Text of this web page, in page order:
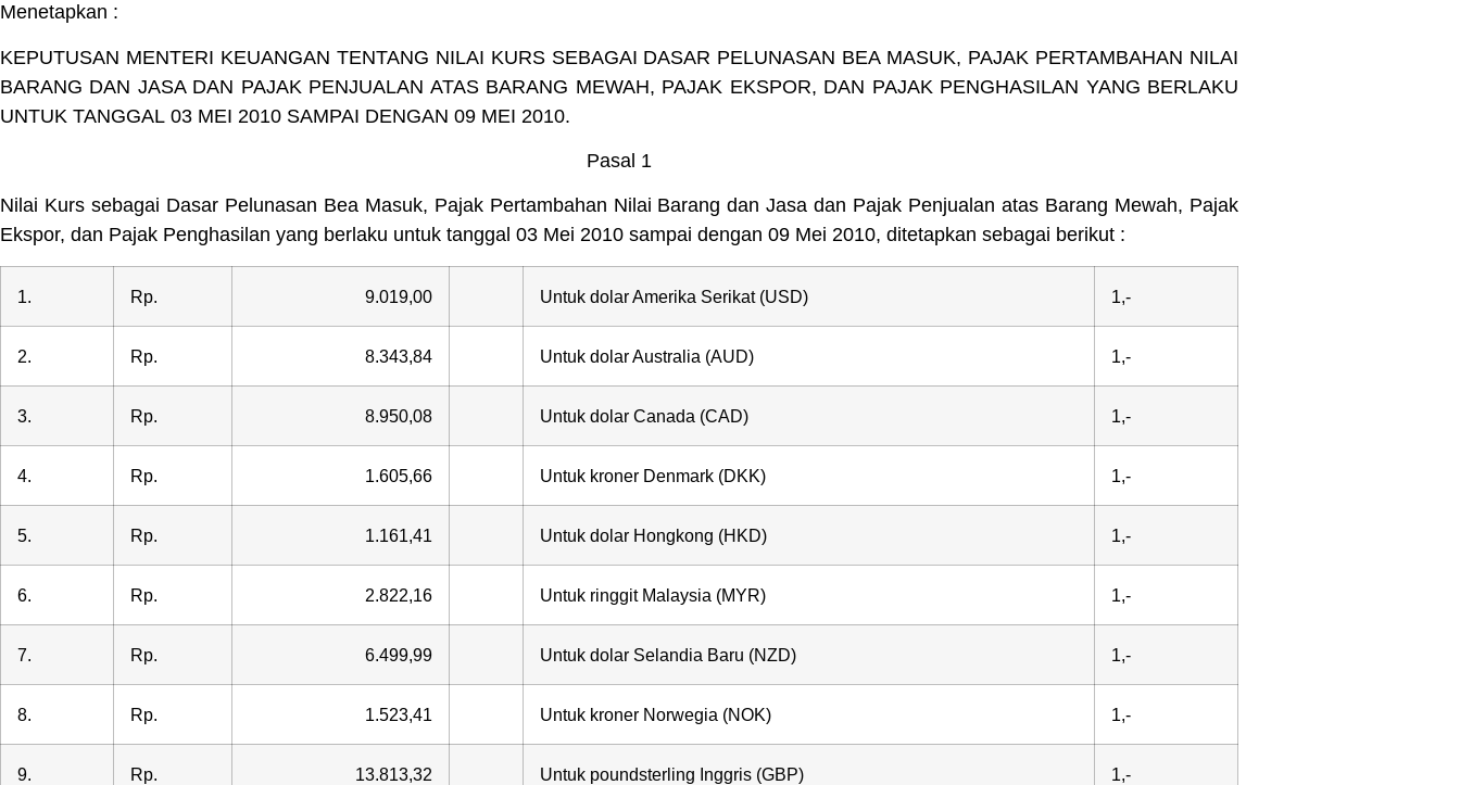
Menetapkan :
KEPUTUSAN MENTERI KEUANGAN TENTANG NILAI KURS SEBAGAI DASAR PELUNASAN BEA MASUK, PAJAK PERTAMBAHAN NILAI
BARANG DAN JASA DAN PAJAK PENJUALAN ATAS BARANG MEWAH, PAJAK EKSPOR, DAN PAJAK PENGHASILAN YANG BERLAKU
UNTUK TANGGAL 03 MEI 2010 SAMPAI DENGAN 09 MEI 2010.
Pasal 1
Nilai Kurs sebagai Dasar Pelunasan Bea Masuk, Pajak Pertambahan Nilai Barang dan Jasa dan Pajak Penjualan atas Barang Mewah, Pajak
Ekspor, dan Pajak Penghasilan yang berlaku untuk tanggal 03 Mei 2010 sampai dengan 09 Mei 2010, ditetapkan sebagai berikut :
1. Rp. 9.019,00 Untuk dolar Amerika Serikat (USD) 1,-
2. Rp. 8.343,84 Untuk dolar Australia (AUD) 1,-
3. Rp. 8.950,08 Untuk dolar Canada (CAD) 1,-
4. Rp. 1.605,66 Untuk kroner Denmark (DKK) 1,-
5. Rp. 1.161,41 Untuk dolar Hongkong (HKD) 1,-
6. Rp. 2.822,16 Untuk ringgit Malaysia (MYR) 1,-
7. Rp. 6.499,99 Untuk dolar Selandia Baru (NZD) 1,-
8. Rp. 1.523,41 Untuk kroner Norwegia (NOK) 1,-
9. Rp. 13.813,32 Untuk poundsterling Inggris (GBP) 1,-